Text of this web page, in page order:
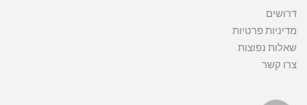
דרושים
מדיניות פרטיות
שאלות נפוצות
צרו קשר